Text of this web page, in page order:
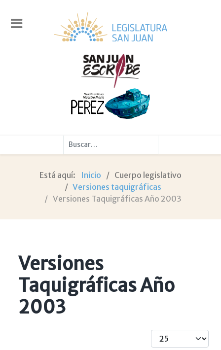
Buscar
Está aquí: Inicio
Cuerpo legislativo
Versiones taquigráficas
Versiones Taquigráficas Año 2003
Versiones
Taquigráficas Año
2003
Cantidad